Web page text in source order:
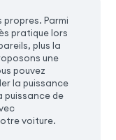
Parmi
pratique lors
plus la
une
pouvez
la puissance
puissance de
voiture.